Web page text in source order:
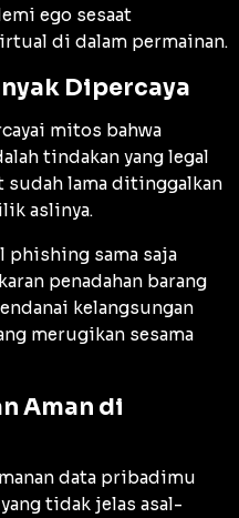
ego sesaat
di dalam permainan.
Dipercaya
mitos bahwa
tindakan yang legal
sudah lama ditinggalkan
aslinya.
phishing sama saja
penadahan barang
kelangsungan
merugikan sesama
Aman di
data pribadimu
tidak jelas asal-